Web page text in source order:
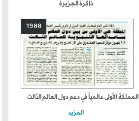
ذاكرة الجزيرة
1988
المملكة الأولى عالمياً في دعم دول العالم الثالث
المزيد